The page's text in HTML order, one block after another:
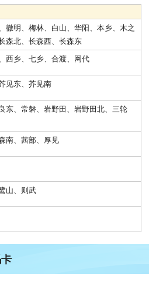
徹明、梅林、白山、华阳、本乡、木之
森北、长森西、长森东
西乡、七乡、合渡、网代
见东、芥见南
东、常磐、岩野田、岩野田北、三轮
南、茜部、厚见
山、则武